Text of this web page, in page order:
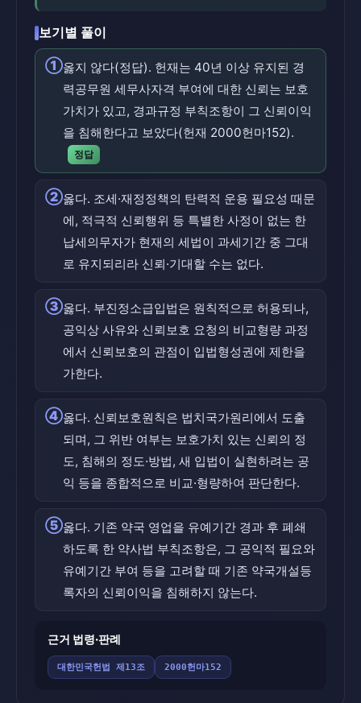
보기별 풀이
①옳지 않다(정답). 헌재는 40년 이상 유지된 경
력공무원 세무사자격 부여에 대한 신뢰는 보호
가치가 있고, 경과규정 부칙조항이 그 신뢰이익
을 침해한다고 보았다(헌재 2000헌마152).
정답
②옳다. 조세·재정정책의 탄력적 운용 필요성 때문
에, 적극적 신뢰행위 등 특별한 사정이 없는 한
납세의무자가 현재의 세법이 과세기간 중 그대
로 유지되리라 신뢰·기대할 수는 없다.
③옳다. 부진정소급입법은 원칙적으로 허용되나,
공익상 사유와 신뢰보호 요청의 비교형량 과정
에서 신뢰보호의 관점이 입법형성권에 제한을
가한다.
④옳다. 신뢰보호원칙은 법치국가원리에서 도출
되며, 그 위반 여부는 보호가치 있는 신뢰의 정
도, 침해의 정도·방법, 새 입법이 실현하려는 공
익 등을 종합적으로 비교·형량하여 판단한다.
⑤옳다. 기존 약국 영업을 유예기간 경과 후 폐쇄
하도록 한 약사법 부칙조항은, 그 공익적 필요와
유예기간 부여 등을 고려할 때 기존 약국개설등
록자의 신뢰이익을 침해하지 않는다.
근거 법령·판례
대한민국헌법 제13조 2000헌마152